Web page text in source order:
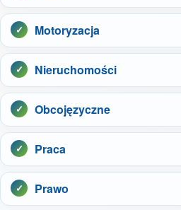
Motoryzacja
Nieruchomości
Obcojęzyczne
Praca
Prawo